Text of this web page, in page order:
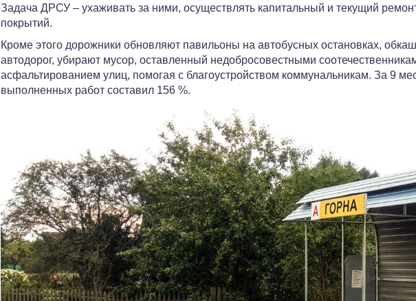
Задача ДРСУ – ухаживать за ними, осуществлять капитальный и текущий
покрытий.
Кроме этого дорожники обновляют павильоны на автобусных остановках,
автодорог, убирают мусор, оставленный недобросовестными
асфальтированием улиц, помогая с благоустройством коммунальникам. За 9
выполненных работ составил 156 %.